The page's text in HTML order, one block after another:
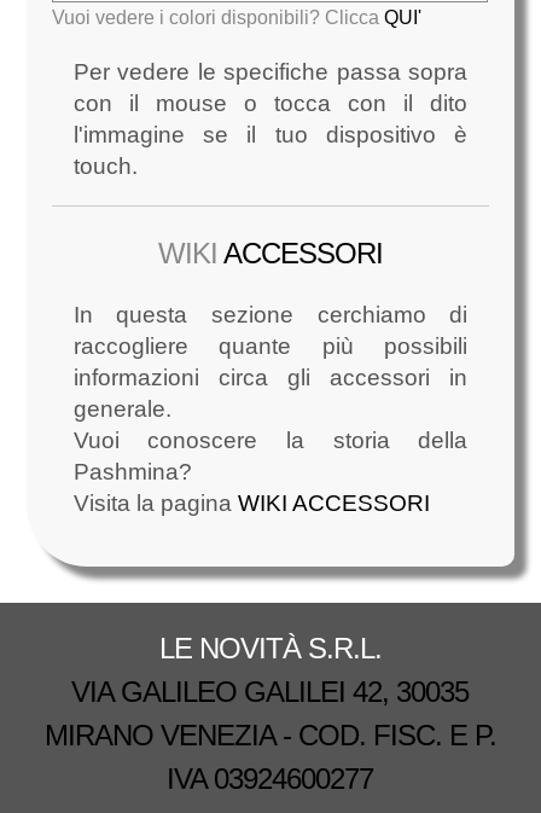
Vuoi vedere i colori disponibili? Clicca QUI'
Per vedere le specifiche passa sopra
con il mouse o tocca con il dito
l'immagine se il tuo dispositivo è
touch.
WIKI ACCESSORI
In questa sezione cerchiamo di
raccogliere quante più possibili
informazioni circa gli accessori in
generale.
Vuoi conoscere la storia della
Pashmina?
Visita la pagina WIKI ACCESSORI
LE NOVITÀ S.R.L.
VIA GALILEO GALILEI 42, 30035
MIRANO VENEZIA - COD. FISC. E P.
IVA 03924600277